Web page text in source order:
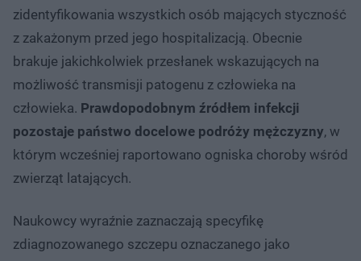
zidentyfikowania wszystkich osób mających styczność
z zakażonym przed jego hospitalizacją. Obecnie
brakuje jakichkolwiek przesłanek wskazujących na
możliwość transmisji patogenu z człowieka na
człowieka. Prawdopodobnym źródłem infekcji
pozostaje państwo docelowe podróży mężczyzny, w
którym wcześniej raportowano ogniska choroby wśród
zwierząt latających.
Naukowcy wyraźnie zaznaczają specyfikę
zdiagnozowanego szczepu oznaczanego jako